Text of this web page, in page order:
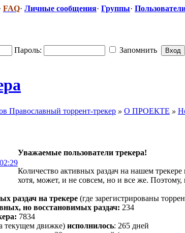
FAQ· Личные сообщения· Группы·
Пароль:
Запомнить
Православный торрент-трекер » О ПРОЕКТЕ »
Уважаемые пользователи трекера!
Количество активных раздач на нашем
хотя, может, и не совсем, но и все же.
раздач на трекере (где зарегистрированы
но восстановимых раздач: 234
7834
текущем движке) исполнилось: 265 дней